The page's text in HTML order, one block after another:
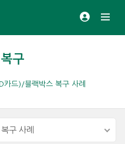
구
카드)/블랙박스 복구 사례
구 사례